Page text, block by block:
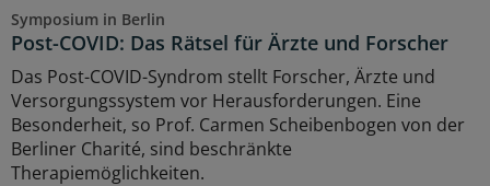
Symposium in Berlin
Post-COVID: Das Rätsel für Ärzte und Forscher
Das Post-COVID-Syndrom stellt Forscher, Ärzte und
Versorgungssystem vor Herausforderungen. Eine
Besonderheit, so Prof. Carmen Scheibenbogen von der
Berliner Charité, sind beschränkte
Therapiemöglichkeiten.